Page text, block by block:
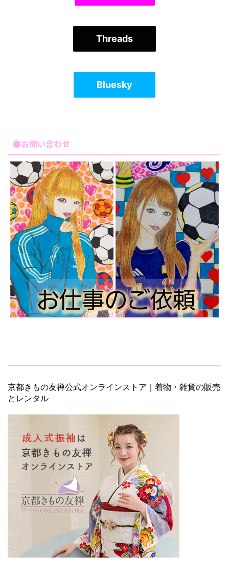
Threads
Bluesky
●お問い合わせ
京都きもの友禅公式オンラインストア｜着物・雑貨の販売
とレンタル